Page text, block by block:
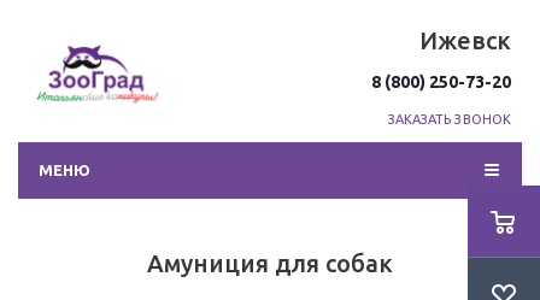
Ижевск
8 (800) 250-73-20
ЗАКАЗАТЬ ЗВОНОК
МЕНЮ
Амуниция для собак